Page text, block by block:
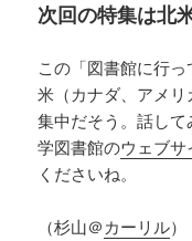
次回の特集は北
この「図書館に行
米（カナダ、アメ
集中だそう。話し
学図書館のウェブサ
くださいね。
（杉山＠ カーリル）